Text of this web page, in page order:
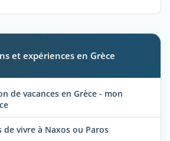
et expériences en Grèce
de vacances en Grèce - mon
de vivre à Naxos ou Paros